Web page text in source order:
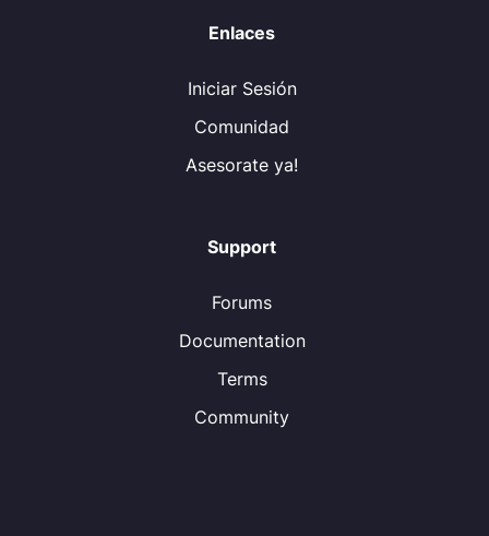
Enlaces
Iniciar Sesión
Comunidad
Asesorate ya!
Support
Forums
Documentation
Terms
Community